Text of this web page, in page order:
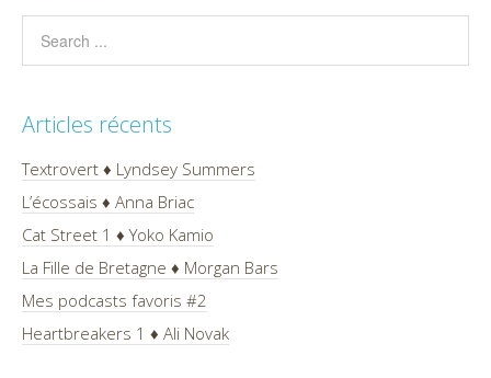
Articles récents
Textrovert ♦ Lyndsey Summers
L’écossais ♦ Anna Briac
Cat Street 1 ♦ Yoko Kamio
La Fille de Bretagne ♦ Morgan Bars
Mes podcasts favoris #2
Heartbreakers 1 ♦ Ali Novak